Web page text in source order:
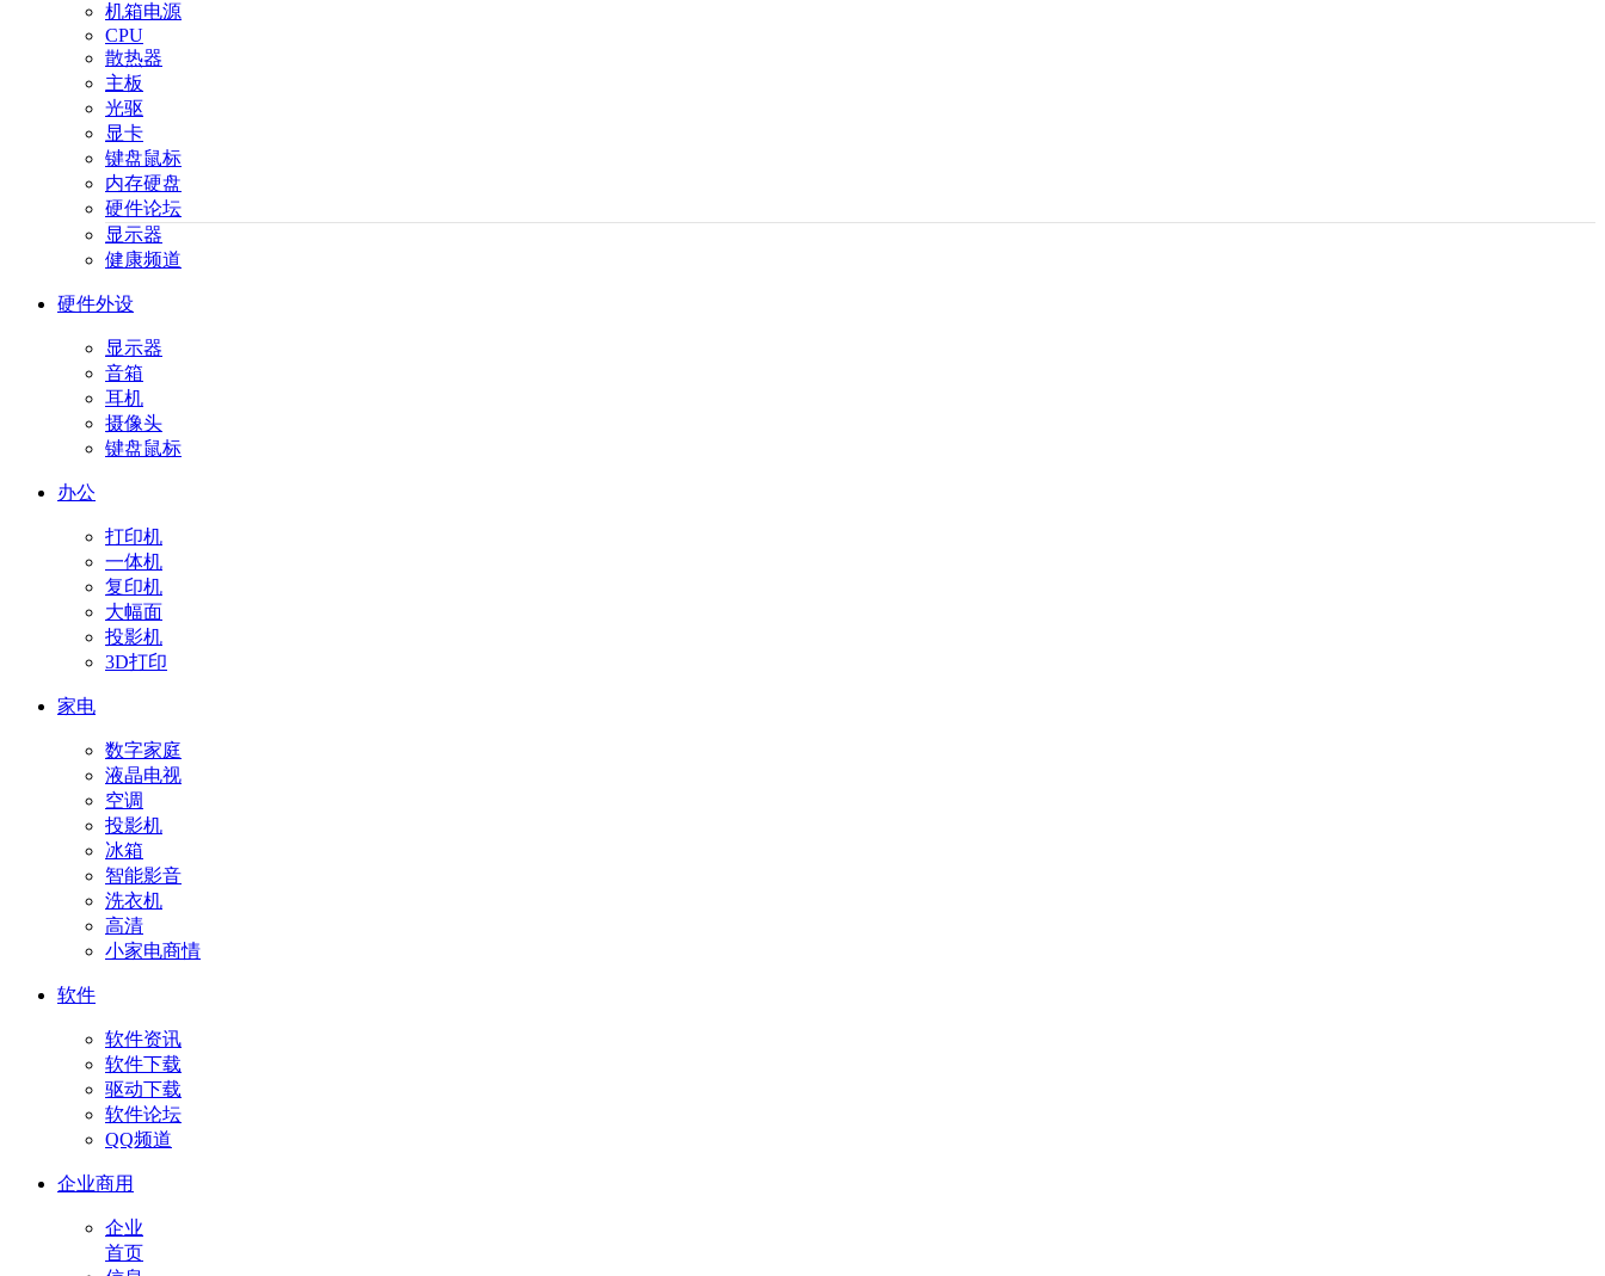
机箱电源
CPU
散热器
主板
光驱
显卡
键盘鼠标
内存硬盘
硬件论坛
显示器
健康频道
硬件外设
显示器
音箱
耳机
摄像头
键盘鼠标
办公
打印机
一体机
复印机
大幅面
投影机
3D打印
家电
数字家庭
液晶电视
空调
投影机
冰箱
智能影音
洗衣机
高清
小家电商情
软件
软件资讯
软件下载
驱动下载
软件论坛
QQ频道
企业商用
企业
首页